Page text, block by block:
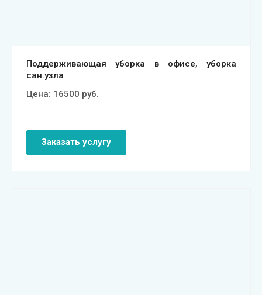
Поддерживающая уборка в офисе, уборка
сан.узла
Цена: 16500 руб.
Заказать услугу